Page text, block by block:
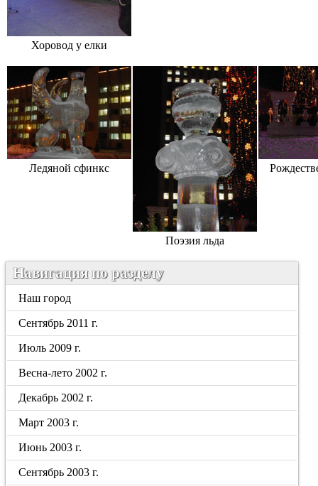
Хоровод у елки
Ледяной сфинкс
Поэзия льда
Навигация по разделу
Наш город
Сентябрь 2011 г.
Июль 2009 г.
Весна-лето 2002 г.
Декабрь 2002 г.
Март 2003 г.
Июнь 2003 г.
Сентябрь 2003 г.